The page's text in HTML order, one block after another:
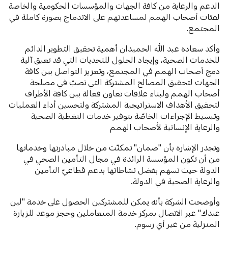
الدعم والرعاية من كافة الجهات والمؤسسات الحكومية والخاصة
لفئات أصحاب الهمم لمساعدتهم على الاندماج بصورة كاملة في
المجتمع.
وأكد سعادة عبد الله الحميدان أهمية تحقيق التطوير الدائم
للخدمات الصحية، وإيجاد الحلول للتحديات التي قد تعيق آلية
دمج أصحاب الهمم في المجتمع، وتعزيز التواصل بين كافة
الجهات لتحقيق المصالح المشتركة التي تصبّ في مصلحة
أصحاب الهمم ولبناء علاقات تعاون فعالة بين كافة الأطراف
لتحقيق الأهداف الاستراتيجية المشتركة ولتحسين أداء العمليات
وتبسيط الإجراءات الخاصّة بتوفير خدمات التغطية الصحية
والرعاية الإنسانية لأصحاب الهمم
وتجدر الإشارة بأن "ضمان" تمكنّت من خلال مبادرتها وخدماتها
من أن تكون المؤسسة الرائدة في مجال التأمين الصحي في
الدولة حيث تسهم بفضل نشاطاتها بدعم قطاعيّ التأمين
والرعاية الصحية في الدولة.
وأوضحت الشركة بأنه يمكن للمشتركين الحصول على خدمة "لين
عندك" عبر الاتصال بمركز خدمة المتعاملين وحجز موعد للزيارة
المنزلية من غير أي رسوم.